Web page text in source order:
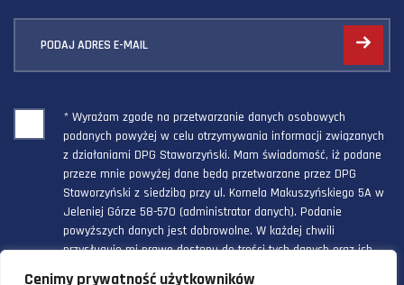
Cenimy prywatność użytkowników
PODAJ ADRES E-MAIL
* Wyrażam zgodę na przetwarzanie danych osobowych
podanych powyżej w celu otrzymywania informacji związanych
z działaniami DPG Staworzyński. Mam świadomość, iż podane
przeze mnie powyżej dane będą przetwarzane przez DPG
Staworzyński z siedzibą przy ul. Kornela Makuszyńskiego 5A w
Jeleniej Górze 58-570 (administrator danych). Podanie
powyższych danych jest dobrowolne. W każdej chwili
przysługuje mi prawo dostępu do treści tych danych oraz ich
poprawienia, a powyższa zgoda może być odwołana w każdym